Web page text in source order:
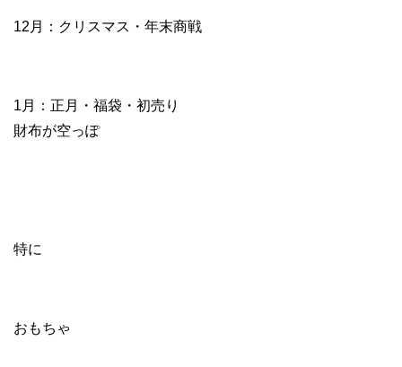
12月：クリスマス・年末商戦
1月：正月・福袋・初売り
財布が空っぽ
特に
おもちゃ